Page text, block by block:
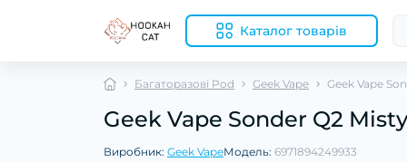
Каталог товарів
Багаторазові Pod Geek Vape Geek Vape
Geek Vape Sonder Q2
Виробник: Geek VapeМодель: 6971894249933